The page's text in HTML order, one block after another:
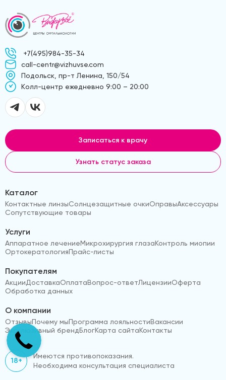
+7(495)984-35-34
call-centr@vizhuvse.com
Подольск, пр-т Ленина, 150/54
Kолл-центр ежедневно 9:00 – 20:00
Записаться к врачу
Узнать статус заказа
Каталог
Контактные линзыСолнцезащитные очкиОправыАксессуары
Сопутствующие товары
Услуги
Аппаратное лечениеМикрохирургия глазаКонтроль миопии
ОртокератологияПрайс-листы
Покупателям
АкцииДоставкаОплатаВопрос-ответЛицензииОферта
Обработка данных
О компании
ОтзывыПочему мыПрограмма лояльностиВакансии
Эксклюзивный брендБлогКарта сайтаКонтакты
18+
Имеются противопоказания.
Необходима консультация специалиста